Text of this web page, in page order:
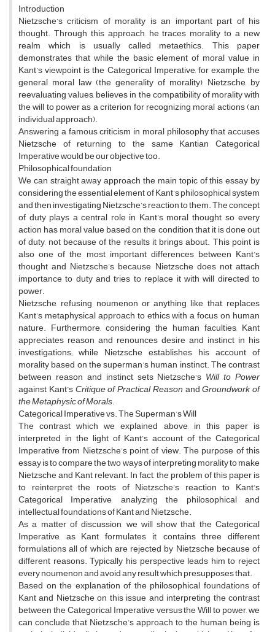
Introduction
Nietzsche’s criticism of morality is an important part of his
thought. Through this approach, he traces morality to a new
realm which is usually called metaethics. This paper
demonstrates that while the basic element of moral value in
Kant’s viewpoint is the Categorical Imperative, for example, the
general moral law (the generality of morality), Nietzsche, by
reevaluating values, believes in the compatibility of morality with
the will to power as a criterion for recognizing moral actions (an
individual approach).
Answering a famous criticism in moral philosophy that accuses
Nietzsche of returning to the same Kantian Categorical
Imperative would be our objective too.
Philosophical foundation
We can straight away approach the main topic of this essay by
considering the essential element of Kant’s philosophical system
and then investigating Nietzsche’s reaction to them. The concept
of duty plays a central role in Kant’s moral thought, so every
action has moral value based on the condition that it is done out
of duty, not because of the results it brings about. This point is
also one of the most important differences between Kant’s
thought and Nietzsche’s because Nietzsche does not attach
importance to duty and tries to replace it with will directed to
power.
Nietzsche, refusing noumenon or anything like that, replaces
Kant’s metaphysical approach to ethics with a focus on human
nature. Furthermore, considering the human faculties, Kant
appreciates reason and renounces desire and instinct in his
investigations; while Nietzsche establishes his account of
morality based on the superman’s human instinct. The contrast
between reason and instinct sets Nietzsche's Will to Power
against Kant’sCritique of Practical ReasonandGroundwork of
the Metaphysic of Morals.
Categorical Imperative vs. The Superman’s Will
The contrast which we explained above, in this paper is
interpreted in the light of Kant’s account of the Categorical
Imperative from Nietzsche’s point of view. The purpose of this
essay is to compare the two ways of interpreting morality to make
Nietzsche and Kant relevant. In fact, the problem of this paper is
to reinterpret the roots of Nietzsche’s reaction to Kant’s
Categorical Imperative, analyzing the philosophical and
intellectual foundations of Kant and Nietzsche.
As a matter of discussion, we will show that the Categorical
Imperative, as Kant formulates it, contains three different
formulations all of which are rejected by Nietzsche because of
different reasons. Typically his perspective leads him to reject
every noumenon and avoid any result which presupposes that.
Based on the explanation of the philosophical foundations of
Kant and Nietzsche on this issue and interpreting the contrast
between the Categorical Imperative versus the Will to power, we
can conclude that Nietzsche’s approach to the human being is